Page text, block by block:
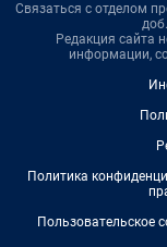
Связаться с отделом
Редакция сайта
информации,
Политика
Пользовательское